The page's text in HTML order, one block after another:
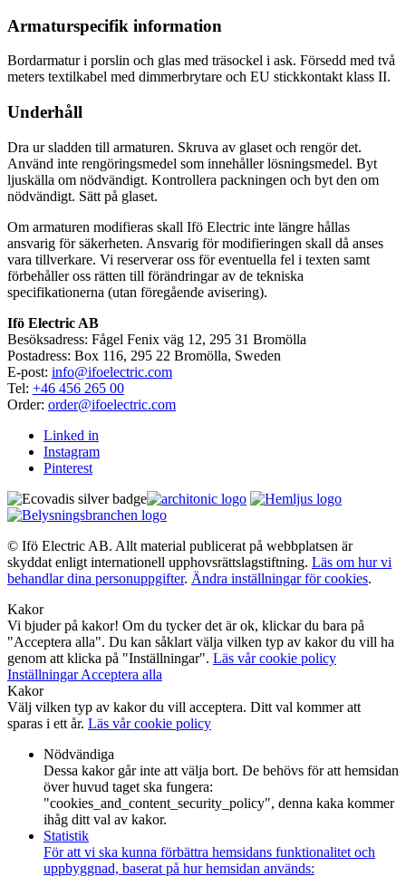
Armaturspecifik information
Bordarmatur i porslin och glas med träsockel i ask. Försedd med två
meters textilkabel med dimmerbrytare och EU stickkontakt klass II.
Underhåll
Dra ur sladden till armaturen. Skruva av glaset och rengör det.
Använd inte rengöringsmedel som innehåller lösningsmedel. Byt
ljuskälla om nödvändigt. Kontrollera packningen och byt den om
nödvändigt. Sätt på glaset.
Om armaturen modifieras skall Ifö Electric inte längre hållas
ansvarig för säkerheten. Ansvarig för modifieringen skall då anses
vara tillverkare. Vi reserverar oss för eventuella fel i texten samt
förbehåller oss rätten till förändringar av de tekniska
specifikationerna (utan föregående avisering).
Ifö Electric AB
Besöksadress: Fågel Fenix väg 12, 295 31 Bromölla
Postadress: Box 116, 295 22 Bromölla, Sweden
E-post: info@ifoelectric.com
Tel: +46 456 265 00
Order: order@ifoelectric.com
Linked in
Instagram
Pinterest
© Ifö Electric AB. Allt material publicerat på webbplatsen är
skyddat enligt internationell upphovsrättslagstiftning. Läs om hur vi
behandlar dina personuppgifter. Ändra inställningar för cookies.
Kakor
Vi bjuder på kakor! Om du tycker det är ok, klickar du bara på
"Acceptera alla". Du kan såklart välja vilken typ av kakor du vill ha
genom att klicka på "Inställningar". Läs vår cookie policy
InställningarAcceptera alla
Kakor
Välj vilken typ av kakor du vill acceptera. Ditt val kommer att
sparas i ett år. Läs vår cookie policy
Nödvändiga
Dessa kakor går inte att välja bort. De behövs för att hemsidan
över huvud taget ska fungera:
"cookies_and_content_security_policy", denna kaka kommer
ihåg ditt val av kakor.
Statistik
För att vi ska kunna förbättra hemsidans funktionalitet och
uppbyggnad, baserat på hur hemsidan används: